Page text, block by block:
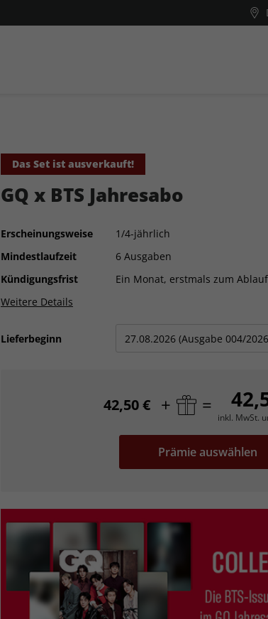
Das Set ist ausverkauft!
GQ x BTS Jahresabo
Erscheinungsweise
1/4-jährlich
Mindestlaufzeit
6 Ausgaben
Kündigungsfrist
Ein Monat, erstmals zum
Weitere Details
Lieferbeginn
42,50 € + =
inkl. MwSt.
Prämie auswählen